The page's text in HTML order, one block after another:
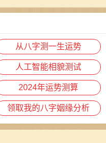
从八字测一生运势
人工智能相貌测试
2024年运势测算
领取我的八字姻缘分析